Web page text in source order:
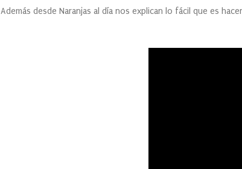
Además desde Naranjas al día nos explican lo fácil que es